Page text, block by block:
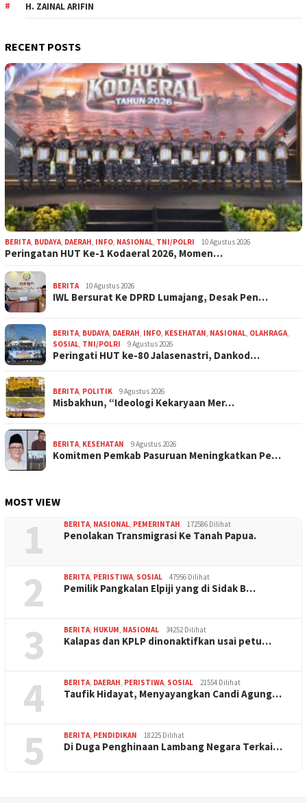
H. ZAINAL ARIFIN
RECENT POSTS
BERITA BUDAYA DAERAH INFO NASIONAL TNI/POLRI 10 Agustus 2026
Peringatan HUT Ke-1 Kodaeral 2026, Momen…
BERITA 10 Agustus 2026
IWL Bersurat Ke DPRD Lumajang, Desak Pen…
BERITA BUDAYA DAERAH INFO KESEHATAN NASIONAL OLAHRAGA
SOSIAL TNI/POLRI 9 Agustus 2026
Peringati HUT ke-80 Jalasenastri, Dankod…
BERITA POLITIK 9 Agustus 2026
Misbakhun, “Ideologi Kekaryaan Mer…
BERITA KESEHATAN 9 Agustus 2026
Komitmen Pemkab Pasuruan Meningkatkan Pe…
MOST VIEW
1 BERITA NASIONAL PEMERINTAH 172586 Dilihat
Penolakan Transmigrasi Ke Tanah Papua.
2 BERITA PERISTIWA SOSIAL 47956 Dilihat
Pemilik Pangkalan Elpiji yang di Sidak B…
3 BERITA HUKUM NASIONAL 34252 Dilihat
Kalapas dan KPLP dinonaktifkan usai petu…
4 BERITA DAERAH PERISTIWA SOSIAL 21554 Dilihat
Taufik Hidayat, Menyayangkan Candi Agung…
5 BERITA PENDIDIKAN 18225 Dilihat
Di Duga Penghinaan Lambang Negara Terkai…